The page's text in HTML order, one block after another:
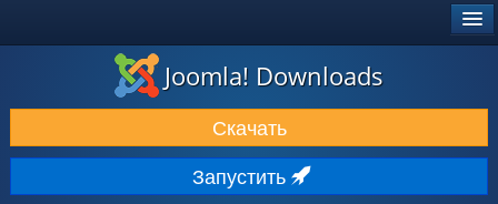
ЗАГРУЗКИ И РАСШИРЕНИЯ
ДОКУМЕНТАЦИЯ И ОБУЧЕНИЕ
СООБЩЕСТВО И ПОДДЕРЖКА
Joomla! Downloads
Скачать
Запустить